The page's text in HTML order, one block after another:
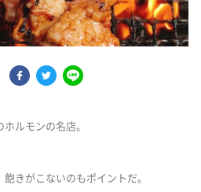
ルモンの名店。
きがこないのもポイントだ。